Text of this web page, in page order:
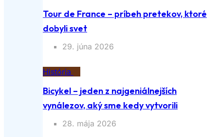
Tour de France – príbeh pretekov, ktoré
dobyli svet
29. júna 2026
História
Bicykel – jeden z najgeniálnejších
vynálezov, aký sme kedy vytvorili
28. mája 2026